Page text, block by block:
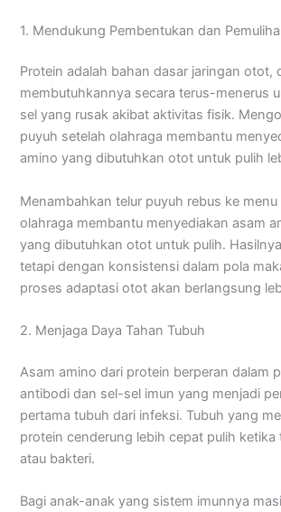
1. Mendukung Pembentukan dan
Protein adalah bahan dasar jaringan otot,
membutuhkannya secara terus-menerus
sel yang rusak akibat aktivitas fisik.
puyuh setelah olahraga membantu
amino yang dibutuhkan otot untuk pulih
Menambahkan telur puyuh rebus ke
olahraga membantu menyediakan asam
yang dibutuhkan otot untuk pulih.
tetapi dengan konsistensi dalam pola
proses adaptasi otot akan berlangsung
2. Menjaga Daya Tahan Tubuh
Asam amino dari protein berperan dalam
antibodi dan sel-sel imun yang menjadi
pertama tubuh dari infeksi. Tubuh yang
protein cenderung lebih cepat pulih ketika
atau bakteri.
Bagi anak-anak yang sistem imunnya